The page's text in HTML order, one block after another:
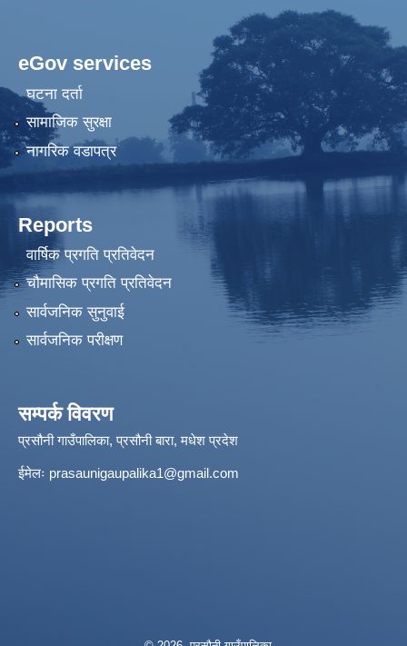
eGov services
घटना दर्ता
सामाजिक सुरक्षा
नागरिक वडापत्र
Reports
वार्षिक प्रगति प्रतिवेदन
चौमासिक प्रगति प्रतिवेदन
सार्वजनिक सुनुवाई
सार्वजनिक परीक्षण
सम्पर्क विवरण
प्रसौनी गाउँपालिका, प्रसौनी बारा, मधेश प्रदेश
ईमेलः prasaunigaupalika1@gmail.com